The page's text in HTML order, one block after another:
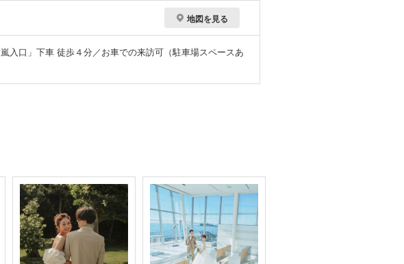
地図を見る
入口」下車 徒歩４分／お車での来訪可（駐車場スペースあ